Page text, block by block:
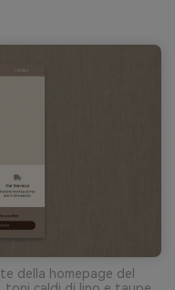
della homepage del